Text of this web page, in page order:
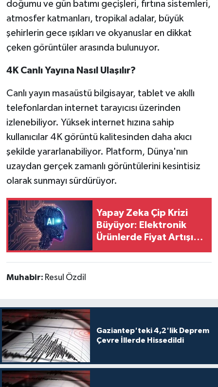
doğumu ve gün batımı geçişleri, fırtına sistemleri,
atmosfer katmanları, tropikal adalar, büyük
şehirlerin gece ışıkları ve okyanuslar en dikkat
çeken görüntüler arasında bulunuyor.
4K Canlı Yayına Nasıl Ulaşılır?
Canlı yayın masaüstü bilgisayar, tablet ve akıllı
telefonlardan internet tarayıcısı üzerinden
izlenebiliyor. Yüksek internet hızına sahip
kullanıcılar 4K görüntü kalitesinden daha akıcı
şekilde yararlanabiliyor. Platform, Dünya'nın
uzaydan gerçek zamanlı görüntülerini kesintisiz
olarak sunmayı sürdürüyor.
Yapay Zeka Çip Krizi
Büyüyor: Elektronik
Ürünlerde Fiyat Artışı
Muhabir: Resul Özdil
Gaziantep'teki 4,2'lik Deprem
Çevre İllerde Hissedildi